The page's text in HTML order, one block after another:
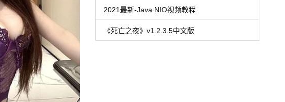
2021最新-Java NIO视频教程
《死亡之夜》v1.2.3.5中文版